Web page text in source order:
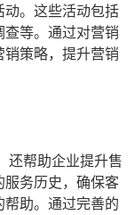
。这些活动包括
等。通过对营销
策略，提升营销
还帮助企业提升售
服务历史，确保客
助。通过完善的